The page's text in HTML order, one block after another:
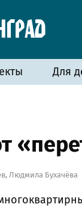
Для
, Людмила Бухачёва